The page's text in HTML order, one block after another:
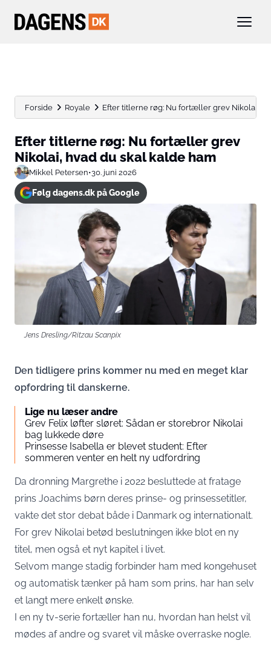
Forside Royale Efter titlerne røg: Nu fortæller grev Nikolai,
Efter titlerne røg: Nu fortæller grev
Nikolai, hvad du skal kalde ham
Mikkel Petersen•30. juni 2026
Følg dagens.dk på Google
Jens Dresling/Ritzau Scanpix
Den tidligere prins kommer nu med en meget klar
opfordring til danskerne.
Lige nu læser andre
Grev Felix løfter sløret: Sådan er storebror Nikolai
bag lukkede døre
Prinsesse Isabella er blevet student: Efter
sommeren venter en helt ny udfordring
Da dronning Margrethe i 2022 besluttede at fratage
prins Joachims børn deres prinse- og prinsessetitler,
vakte det stor debat både i Danmark og internationalt.
For grev Nikolai betød beslutningen ikke blot en ny
titel, men også et nyt kapitel i livet.
Selvom mange stadig forbinder ham med kongehuset
og automatisk tænker på ham som prins, har han selv
et langt mere enkelt ønske.
I en ny tv-serie fortæller han nu, hvordan han helst vil
mødes af andre og svaret vil måske overraske nogle.